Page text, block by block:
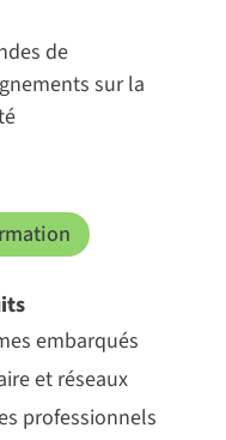
de
sur la
embarqués
et réseaux
professionnels